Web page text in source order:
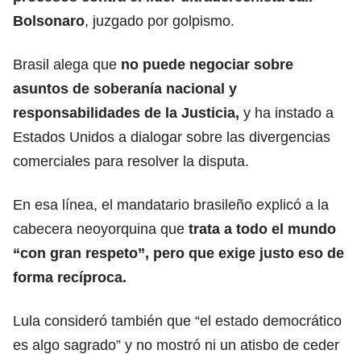
Bolsonaro, juzgado por golpismo.
Brasil alega que no puede negociar sobre
asuntos de soberanía nacional y
responsabilidades de la Justicia, y ha instado a
Estados Unidos a dialogar sobre las divergencias
comerciales para resolver la disputa.
En esa línea, el mandatario brasileño explicó a la
cabecera neoyorquina que trata a todo el mundo
“con gran respeto”, pero que exige justo eso de
forma recíproca.
Lula consideró también que “el estado democrático
es algo sagrado” y no mostró ni un atisbo de ceder